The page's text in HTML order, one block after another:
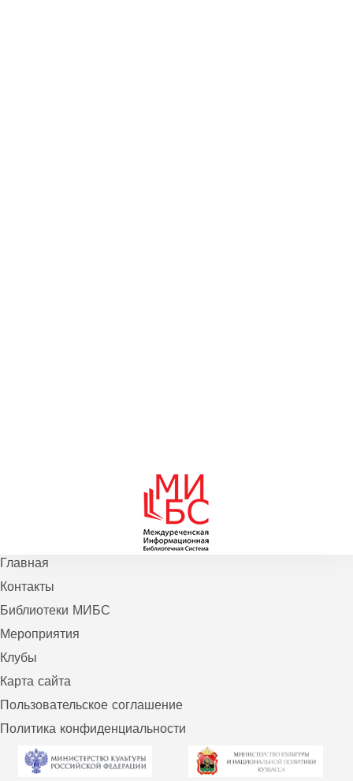
Главная
Контакты
Библиотеки МИБС
Мероприятия
Клубы
Карта сайта
Пользовательское соглашение
Политика конфиденциальности